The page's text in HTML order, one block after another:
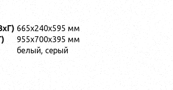
665x240x595 мм
955x700x395 мм
белый, серый